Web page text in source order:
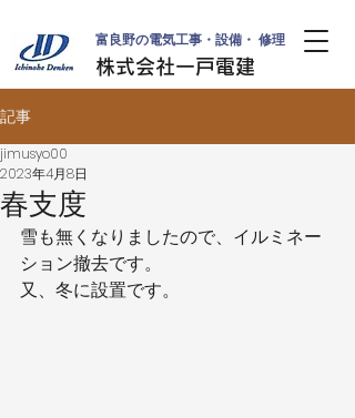
富良野の電気工事・設備・ 修理
株式会社一戸電建
記事
春支度
jimusyo00
2023年4月8日
雪も無くなりましたので、イルミネー
ション撤去です。
又、冬に設置です。